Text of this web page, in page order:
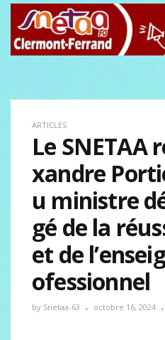
ARTICLES
Le SNETAA
xandre
u ministre
gé de la
et de
ofessionnel
by Snetaa-63 octobre 16, 2024